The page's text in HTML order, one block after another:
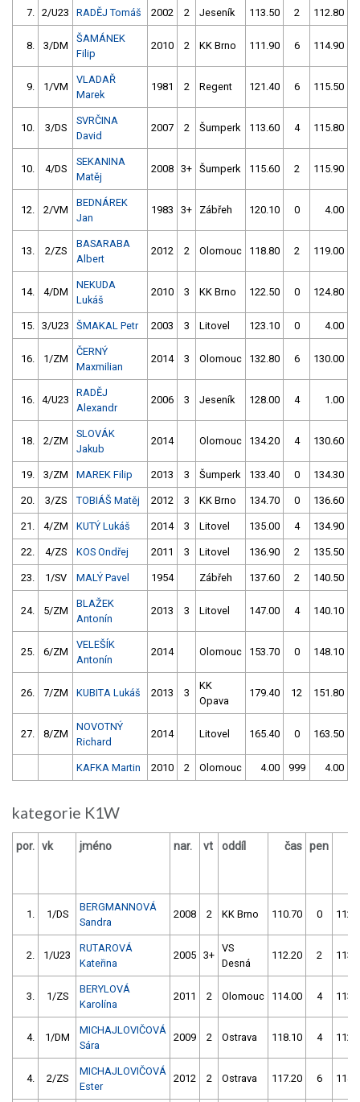
7. 2/U23 RADĚJ Tomáš 2002 2 Jeseník 113.50 2 112.80
8. 3/DM
ŠAMÁNEK
Filip
2010 2 KK Brno 111.90 6 114.90
9. 1/VM
VLADAŘ
Marek
1981 2 Regent 121.40 6 115.50
10. 3/DS
SVRČINA
David
2007 2 Šumperk 113.60 4 115.80
10. 4/DS
SEKANINA
Matěj
2008 3+ Šumperk 115.60 2 115.90
12. 2/VM
BEDNÁREK
Jan
1983 3+ Zábřeh 120.10 0 4.00
13. 2/ZS
BASARABA
Albert
2012 2 Olomouc 118.80 2 119.00
14. 4/DM
NEKUDA
Lukáš
2010 3 KK Brno 122.50 0 124.80
15. 3/U23 ŠMAKAL Petr 2003 3 Litovel 123.10 0 4.00
16. 1/ZM
ČERNÝ
Maxmilian
2014 3 Olomouc 132.80 6 130.00
16. 4/U23
RADĚJ
Alexandr
2006 3 Jeseník 128.00 4 1.00
18. 2/ZM
SLOVÁK
Jakub
2014 Olomouc 134.20 4 130.60
19. 3/ZM MAREK Filip 2013 3 Šumperk 133.40 0 134.30
20. 3/ZS TOBIÁŠ Matěj 2012 3 KK Brno 134.70 0 136.60
21. 4/ZM KUTÝ Lukáš 2014 3 Litovel 135.00 4 134.90
22. 4/ZS KOS Ondřej 2011 3 Litovel 136.90 2 135.50
23. 1/SV MALÝ Pavel 1954 Zábřeh 137.60 2 140.50
24. 5/ZM
BLAŽEK
Antonín
2013 3 Litovel 147.00 4 140.10
25. 6/ZM
VELEŠÍK
Antonín
2014 Olomouc 153.70 0 148.10
26. 7/ZM KUBITA Lukáš 2013 3
KK
Opava
179.40 12 151.80
27. 8/ZM
NOVOTNÝ
Richard
2014 Litovel 165.40 0 163.50
KAFKA Martin 2010 2 Olomouc 4.00 999 4.00
kategorie K1W
por. vk jméno nar. vt oddíl čas pen
1. 1/DS
BERGMANNOVÁ
Sandra
2008 2 KK Brno 110.70 0
2. 1/U23
RUTAROVÁ
Kateřina
2005 3+
VS
Desná
112.20 2
3. 1/ZS
BERYLOVÁ
Karolína
2011 2 Olomouc 114.00 4
4. 1/DM
MICHAJLOVIČOVÁ
Sára
2009 2 Ostrava 118.10 4
4. 2/ZS
MICHAJLOVIČOVÁ
Ester
2012 2 Ostrava 117.20 6